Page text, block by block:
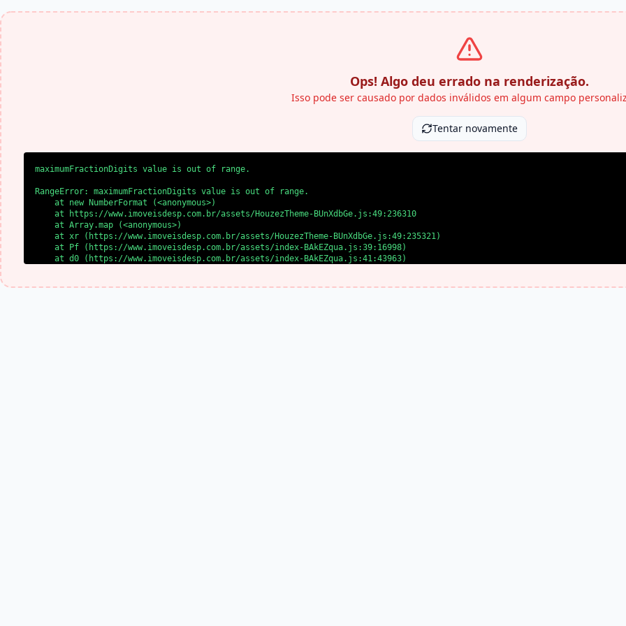
Ops! Algo deu errado na renderização.
Isso pode ser causado por dados inválidos em algum campo
Tentar novamente
maximumFractionDigits value is out of range.
RangeError: maximumFractionDigits value is out of range.
    at new NumberFormat (<anonymous>)
    at https://www.imoveisdesp.com.br/assets/HouzezTheme-BUnXdbGe.js:49:236310
    at Array.map (<anonymous>)
    at xr (https://www.imoveisdesp.com.br/assets/HouzezTheme-BUnXdbGe.js:49:235321)
    at Pf (https://www.imoveisdesp.com.br/assets/index-BAkEZqua.js:39:16998)
    at d0 (https://www.imoveisdesp.com.br/assets/index-BAkEZqua.js:41:43963)